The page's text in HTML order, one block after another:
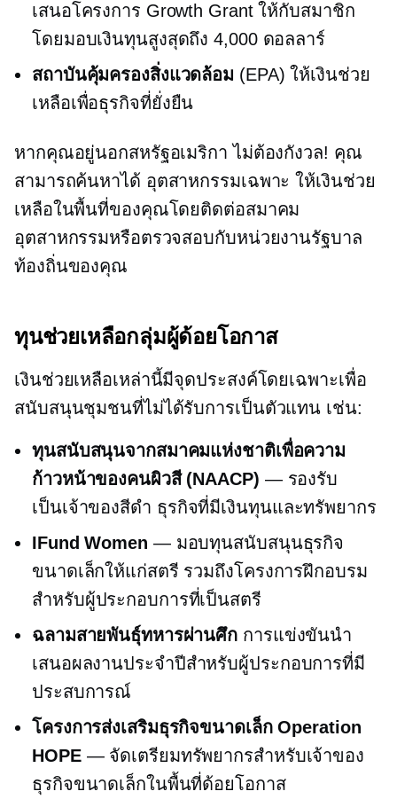
เสนอโครงการ Growth Grant ให้กับสมาชิก
โดยมอบเงินทุนสูงสุดถึง 4,000 ดอลลาร์
สถาบันคุ้มครองสิ่งแวดล้อม (EPA) ให้เงินช่วย
เหลือเพื่อธุรกิจที่ยั่งยืน
หากคุณอยู่นอกสหรัฐอเมริกา ไม่ต้องกังวล! คุณ
สามารถค้นหาได้ อุตสาหกรรมเฉพาะ ให้เงินช่วย
เหลือในพื้นที่ของคุณโดยติดต่อสมาคม
อุตสาหกรรมหรือตรวจสอบกับหน่วยงานรัฐบาล
ท้องถิ่นของคุณ
ทุนช่วยเหลือกลุ่มผู้ด้อยโอกาส
เงินช่วยเหลือเหล่านี้มีจุดประสงค์โดยเฉพาะเพื่อ
สนับสนุนชุมชนที่ไม่ได้รับการเป็นตัวแทน เช่น:
ทุนสนับสนุนจากสมาคมแห่งชาติเพื่อความ
ก้าวหน้าของคนผิวสี (NAACP) — รองรับ
เป็นเจ้าของสีดำ ธุรกิจที่มีเงินทุนและทรัพยากร
IFund Women — มอบทุนสนับสนุนธุรกิจ
ขนาดเล็กให้แก่สตรี รวมถึงโครงการฝึกอบรม
สำหรับผู้ประกอบการที่เป็นสตรี
ฉลามสายพันธุ์ทหารผ่านศึก การแข่งขันนำ
เสนอผลงานประจำปีสำหรับผู้ประกอบการที่มี
ประสบการณ์
โครงการส่งเสริมธุรกิจขนาดเล็ก Operation
HOPE— จัดเตรียมทรัพยากรสำหรับเจ้าของ
ธุรกิจขนาดเล็กในพื้นที่ด้อยโอกาส